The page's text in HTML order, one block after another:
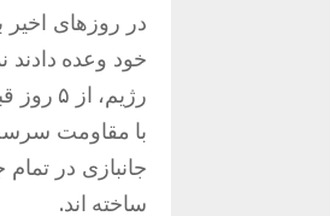
در روزهای اخیر
خود وعده دادند
رژیم، از ۵ روز
با مقاومت
جانبازی در
ساخته اند.